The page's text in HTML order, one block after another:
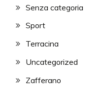
Senza categoria
Sport
Terracina
Uncategorized
Zafferano